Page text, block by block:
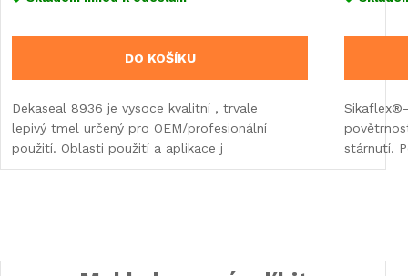
DO KOŠÍKU
Dekaseal 8936 je vysoce kvalitní , trvale
lepivý tmel určený pro OEM/profesionální
použití. Oblasti použití a aplikace j
stárnutí.